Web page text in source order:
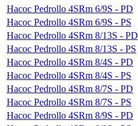
Насос Pedrollo 4SRm 6/9S - PD
Насос Pedrollo 4SRm 6/9S - PS
Насос Pedrollo 4SRm 8/13S - PD
Насос Pedrollo 4SRm 8/13S - PS
Насос Pedrollo 4SRm 8/4S - PD
Насос Pedrollo 4SRm 8/4S - PS
Насос Pedrollo 4SRm 8/7S - PD
Насос Pedrollo 4SRm 8/7S - PS
Насос Pedrollo 4SRm 8/9S - PD